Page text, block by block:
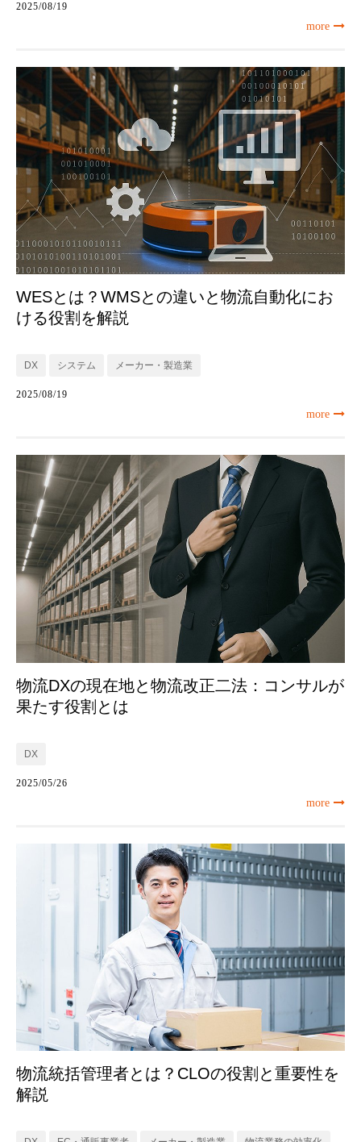
2025/08/19
more
WESとは？WMSとの違いと物流自動化にお
ける役割を解説
DX システム メーカー・製造業
2025/08/19
more
物流DXの現在地と物流改正二法：コンサルが
果たす役割とは
DX
2025/05/26
more
物流統括管理者とは？CLOの役割と重要性を
解説